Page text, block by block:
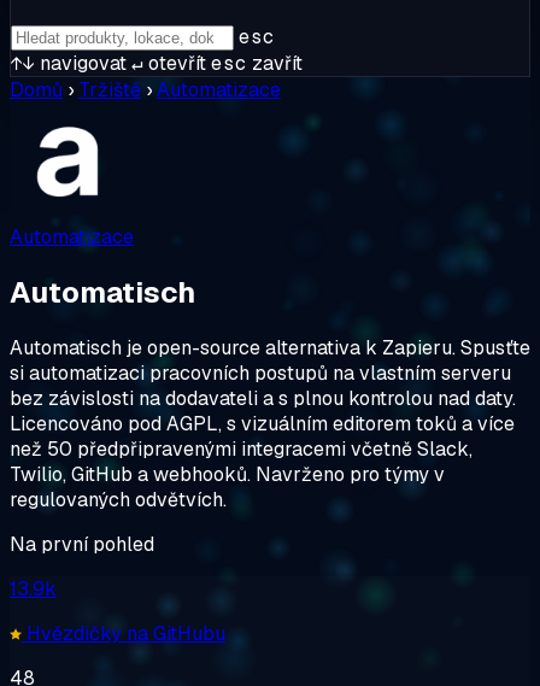
esc
↑↓ navigovat↵otevřítesc zavřít
Domů › Tržiště ›Automatizace
Automatizace
Automatisch
Automatisch je open-source alternativa k Zapieru. Spusťte
si automatizaci pracovních postupů na vlastním serveru
bez závislosti na dodavateli a s plnou kontrolou nad daty.
Licencováno pod AGPL, s vizuálním editorem toků a více
než 50 předpřipravenými integracemi včetně Slack,
Twilio, GitHub a webhooků. Navrženo pro týmy v
regulovaných odvětvích.
Na první pohled
13.9k
Hvězdičky na GitHubu
48